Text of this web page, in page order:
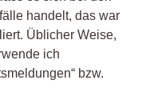
handelt, das war
Üblicher Weise,
ich
bzw.